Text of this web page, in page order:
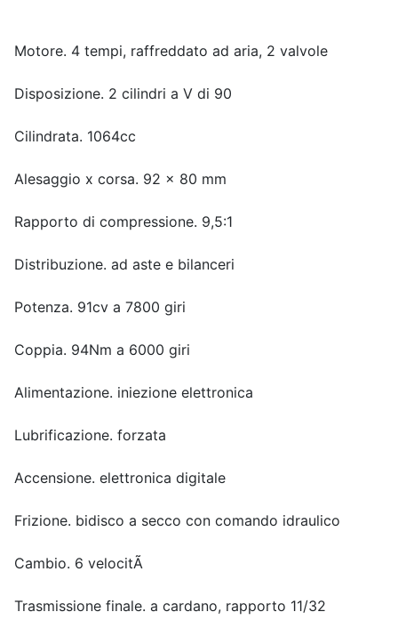
Motore. 4 tempi, raffreddato ad aria, 2 valvole
Disposizione. 2 cilindri a V di 90
Cilindrata. 1064cc
Alesaggio x corsa. 92 x 80 mm
Rapporto di compressione. 9,5:1
Distribuzione. ad aste e bilanceri
Potenza. 91cv a 7800 giri
Coppia. 94Nm a 6000 giri
Alimentazione. iniezione elettronica
Lubrificazione. forzata
Accensione. elettronica digitale
Frizione. bidisco a secco con comando idraulico
Cambio. 6 velocitÃ
Trasmissione finale. a cardano, rapporto 11/32